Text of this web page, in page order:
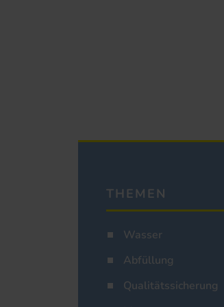
THEMEN
Wasser
Abfüllung
Qualitätssicherung